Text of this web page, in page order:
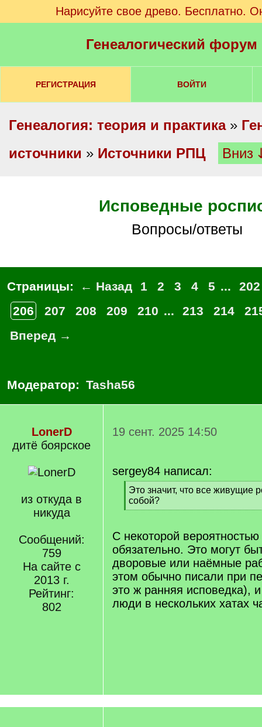
Нарисуйте свое древо. Бесплатно.
Генеалогический
РЕГИСТРАЦИЯ ВОЙТИ
Генеалогия: теория и практика»
источники » Источники РПЦ Вниз
Исповедные
Вопросы/ответы
Страницы: ← Назад 1 2 3 4 5 ...
202
206
207 208 209 210 ... 213 214
Вперед →
Модератор: Tasha56
LonerD
дитё боярское
из откуда в
никуда
Сообщений:
759
На сайте с
2013 г.
Рейтинг:
802
19 сент. 2025 14:50
sergey84 написал:
[
q
]
Это значит, что все живущие
собой?
[
q
]
С некоторой
обязательно. Это могут
дворовые или наёмные
этом обычно писали при
это ж ранняя исповедка),
люди в нескольких хатах